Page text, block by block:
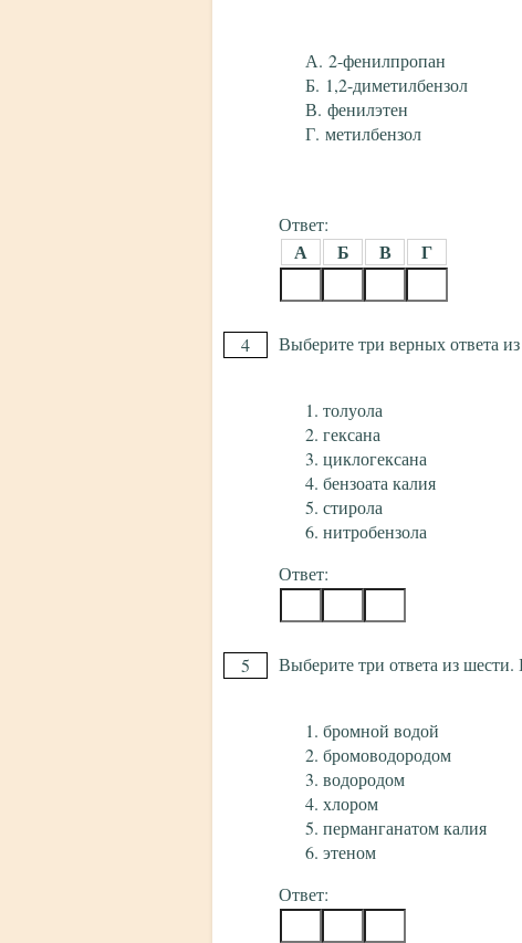
2-фенилпропан
1,2-диметилбензол
фенилэтен
метилбензол
Ответ:
А Б В Г
4 Выберите три верных ответа
толуола
гексана
циклогексана
бензоата калия
стирола
нитробензола
Ответ:
5 Выберите три ответа из шести.
бромной водой
бромоводородом
водородом
хлором
перманганатом калия
этеном
Ответ: